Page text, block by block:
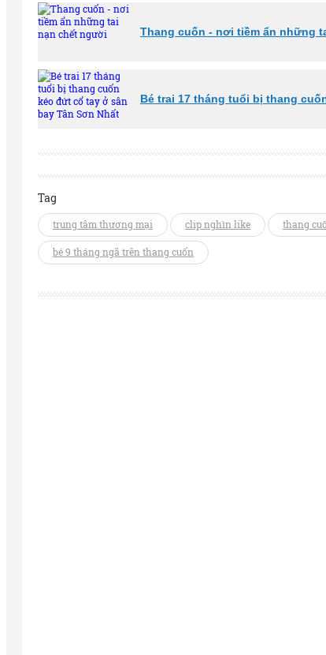
Thang cuốn - nơi tiềm ẩn những
Bé trai 17 tháng tuổi bị thang
Tag
trung tâm thương mại clip nghìn like thang
bé 9 tháng ngã trên thang cuốn